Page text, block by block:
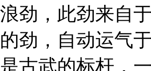
浪劲，此劲来自
的劲，自动运气
是古武的标杆，